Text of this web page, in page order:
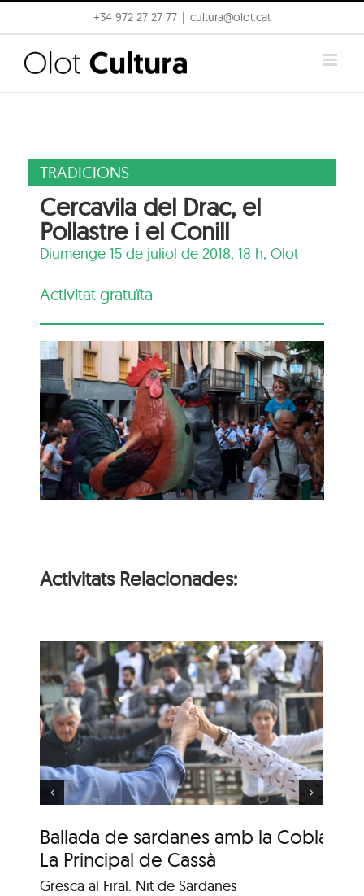
to
content
+34 972 27 27 77 cultura@olot.cat
TRADICIONS
Cercavila del Drac, el
Pollastre i el Conill
Diumenge 15 de juliol de 2018, 18 h,Olot
Activitat gratuïta
Activitats Relacionades:
Ballada de sardanes amb la Cobla
La Principal de Cassà
Gresca al Firal: Nit de Sardanes
Ballada de sardanes
amb la Cobla
Genisenca